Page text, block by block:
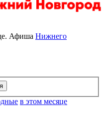
Афиша Нижнего
в этом месяце